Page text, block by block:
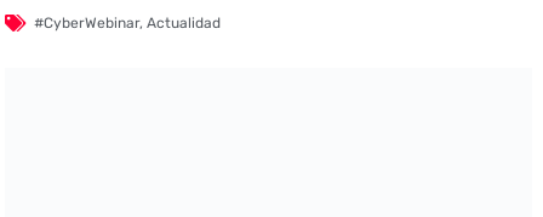
#CyberWebinar,Actualidad